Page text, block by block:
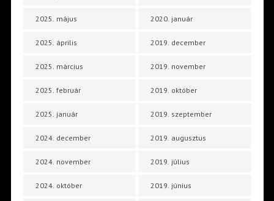
2025. május
2025. április
2025. március
2025. február
2025. január
2024. december
2024. november
2024. október
2020. január
2019. december
2019. november
2019. október
2019. szeptember
2019. augusztus
2019. július
2019. június